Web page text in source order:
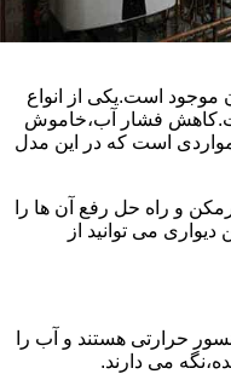
موجود است.یکی از انواع
فشار آب،خاموش
است که در این مدل
و راه حل رفع آن ها را
می توانید از
حرارتی هستند و آب را
می دارند.